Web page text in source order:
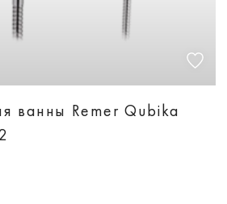
ванны Remer Qubika